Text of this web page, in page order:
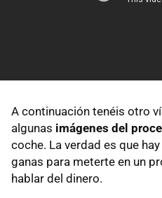
A continuación tenéis otro
algunas imágenes del
coche. La verdad es que
ganas para meterte en un
hablar del dinero.